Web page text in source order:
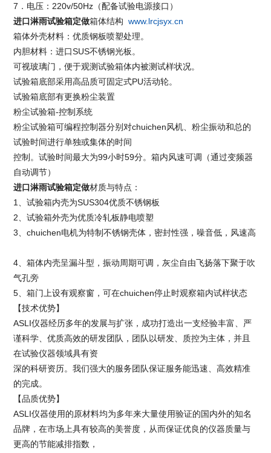
7．电压：220v/50Hz（配备试验电源接口）
进口淋雨试验箱定做箱体结构 www.lrcjsyx.cn
箱体外壳材料：优质钢板喷塑处理。
内胆材料：进口SUS不锈钢光板。
可视玻璃门，便于观测试验箱体内被测试样状况。
试验箱底部采用高品质可固定式PU活动轮。
试验箱底部有更换粉尘装置
粉尘试验箱-控制系统
粉尘试验箱可编程控制器分别对chuichen风机、粉尘振动和总的
试验时间进行单独或集体的时间
控制。试验时间最大为99小时59分。箱内风速可调（通过变频器
自动调节）
进口淋雨试验箱定做材质与特点：
1、试验箱内壳为SUS304优质不锈钢板
2、试验箱外壳为优质冷轧板静电喷塑
3、chuichen电机为特制不锈钢壳体，密封性强，噪音低，风速高
4、箱体内壳呈漏斗型，振动周期可调，灰尘自由飞扬落下聚于吹
气孔旁
5、箱门上设有观察窗，可在chuichen停止时观察箱内试样状态
【技术优势】
ASLI仪器经历多年的发展与扩张，成功打造出一支经验丰富、严
谨科学、优质高效的研发团队，团队以研发、质控为主体，并且
在试验仪器领域具有资
深的科研资历。我们强大的服务团队保证服务能迅速、高效精准
的完成。
【品质优势】
ASLI仪器使用的原材料均为多年来大量使用验证的国内外的知名
品牌，在市场上具有较高的美誉度，从而保证优良的仪器质量与
更高的节能减排指数，